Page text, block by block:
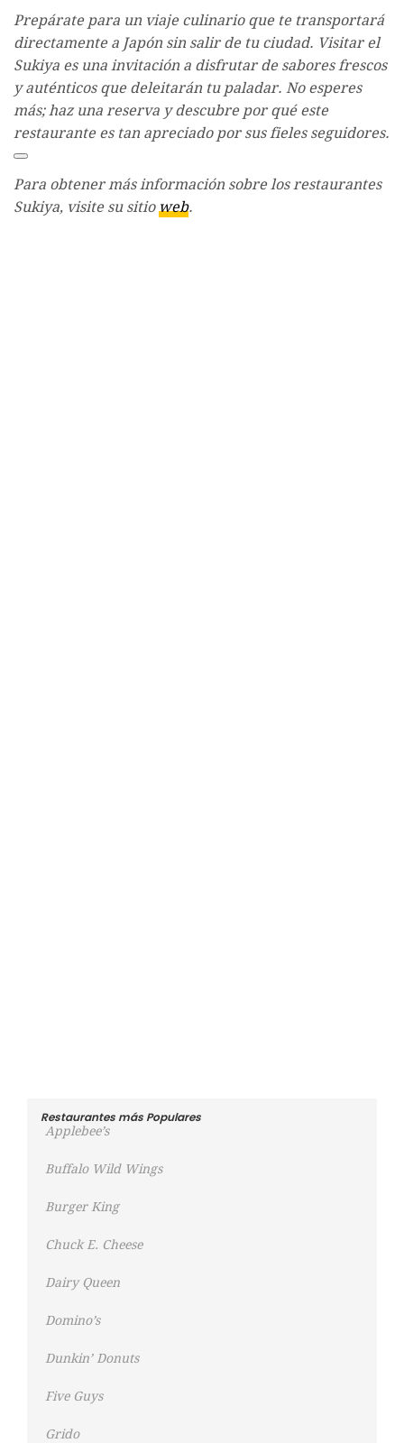
Prepárate para un viaje culinario que te transportará
directamente a Japón sin salir de tu ciudad. Visitar el
Sukiya es una invitación a disfrutar de sabores frescos
y auténticos que deleitarán tu paladar. No esperes
más; haz una reserva y descubre por qué este
restaurante es tan apreciado por sus fieles seguidores.
Para obtener más información sobre los restaurantes
Sukiya, visite su sitioweb.
Restaurantes más Populares
Applebee’s
Buffalo Wild Wings
Burger King
Chuck E. Cheese
Dairy Queen
Domino’s
Dunkin’ Donuts
Five Guys
Grido